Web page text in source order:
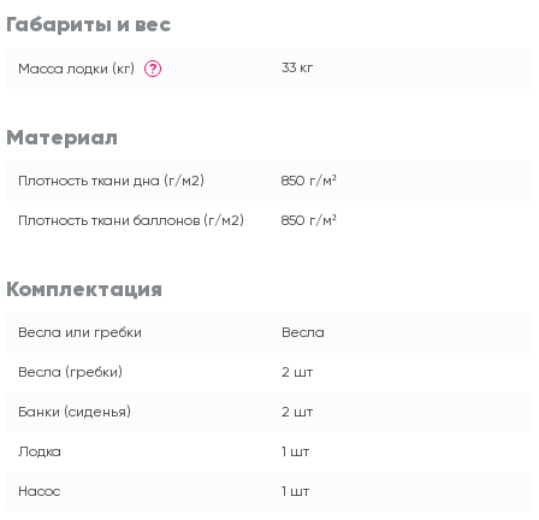
Габариты и вес
Масса лодки (кг) ? 33 кг
Материал
Плотность ткани дна (г/м2) 850 г/м²
Плотность ткани баллонов (г/м2) 850 г/м²
Комплектация
Весла или гребки Весла
Весла (гребки) 2 шт
Банки (сиденья) 2 шт
Лодка 1 шт
Насос 1 шт